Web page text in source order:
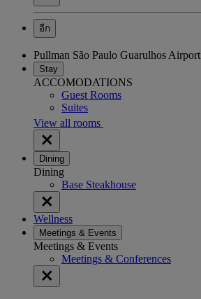
อีก
Pullman São Paulo Guarulhos Airport
Stay
ACCOMODATIONS
Guest Rooms
Suites
View all rooms
Dining
Dining
Base Steakhouse
Wellness
Meetings & Events
Meetings & Events
Meetings & Conferences